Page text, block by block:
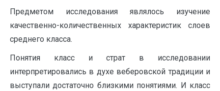
Предметом исследования являлось изучение
качественно-количественных характеристик слоев
среднего класса.
Понятия класс и страт в исследовании
интерпретировались в духе веберовской традиции и
выступали достаточно близкими понятиями. И класс